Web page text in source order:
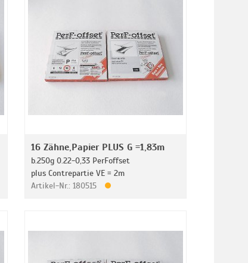
16 Zähne,Papier PLUS G =1,83m
b.250g 0.22-0,33 PerFoffset
plus Contrepartie VE = 2m
Artikel-Nr.: 180515